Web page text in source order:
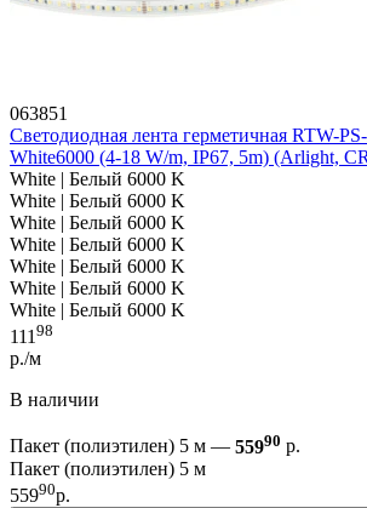
063851
Светодиодная лента герметичная RTW-
White6000 (4-18 W/m, IP67, 5m) (Arlight,
White | Белый 6000 K
White | Белый 6000 K
White | Белый 6000 K
White | Белый 6000 K
White | Белый 6000 K
White | Белый 6000 K
White | Белый 6000 K
11198
р./м
В наличии
Пакет (полиэтилен) 5 м — 55990 р.
Пакет (полиэтилен) 5 м
55990р.